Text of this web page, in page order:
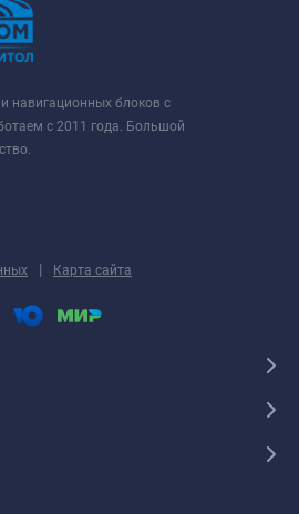
навигационных блоков с
с 2011 года. Большой
| Карта сайта